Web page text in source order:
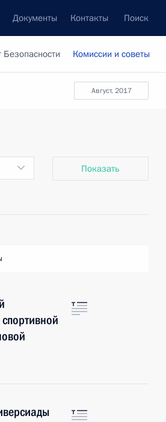
Документы Контакты Поиск
Безопасности Комиссии и советы
август, 2017
Показать